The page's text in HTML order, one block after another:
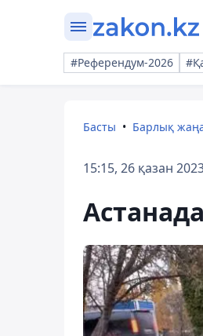
#Референдум-2026
Басты Барлық
15:15, 26 қазан